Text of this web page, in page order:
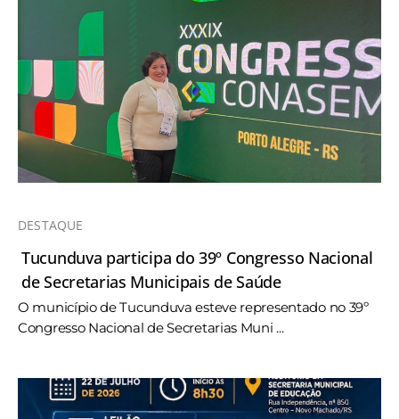
DESTAQUE
Tucunduva participa do 39º Congresso Nacional
de Secretarias Municipais de Saúde
O município de Tucunduva esteve representado no 39º
Congresso Nacional de Secretarias Muni ...